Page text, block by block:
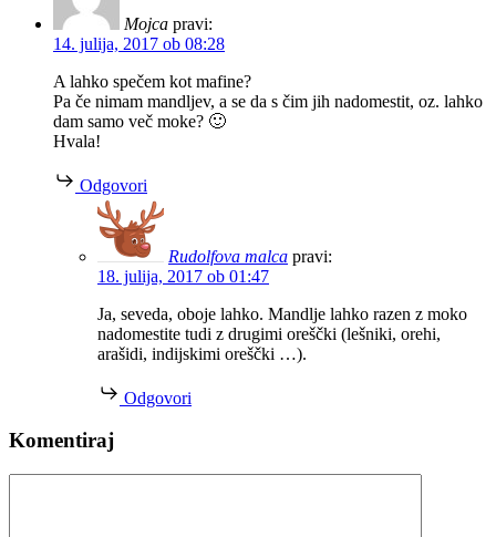
Mojca pravi:
14. julija, 2017 ob 08:28
A lahko spečem kot mafine?
Pa če nimam mandljev, a se da s čim jih nadomestit, oz. lahko
dam samo več moke? 🙂
Hvala!
Odgovori
Rudolfova malca pravi:
18. julija, 2017 ob 01:47
Ja, seveda, oboje lahko. Mandlje lahko razen z moko
nadomestite tudi z drugimi oreščki (lešniki, orehi,
arašidi, indijskimi oreščki …).
Odgovori
Komentiraj